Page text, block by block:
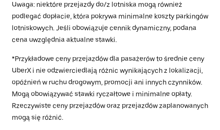
Uwaga: niektóre przejazdy do/z lotniska mogą również
podlegać dopłacie, która pokrywa minimalne koszty parkingów
lotniskowych. Jeśli obowiązuje cennik dynamiczny, podana
cena uwzględnia aktualne stawki.
*Przykładowe ceny przejazdów dla pasażerów to średnie ceny
UberX i nie odzwierciedlają różnic wynikających z lokalizacji,
opóźnień w ruchu drogowym, promocji ani innych czynników.
Mogą obowiązywać stawki ryczałtowe i minimalne opłaty.
Rzeczywiste ceny przejazdów oraz przejazdów zaplanowanych
mogą się różnić.